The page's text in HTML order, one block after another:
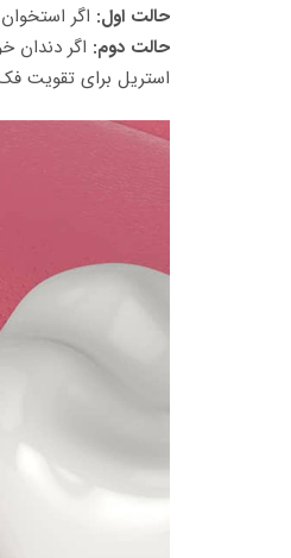
حالت اول: اگر
حالت دوم: اگر دندان
استریل برای تقویت